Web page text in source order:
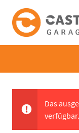
Das
verfügbar.